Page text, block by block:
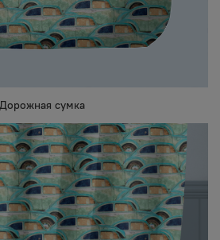
Дорожная сумка